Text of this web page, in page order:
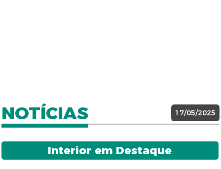
NOTÍCIAS 17/05/2025
Interior em Destaque